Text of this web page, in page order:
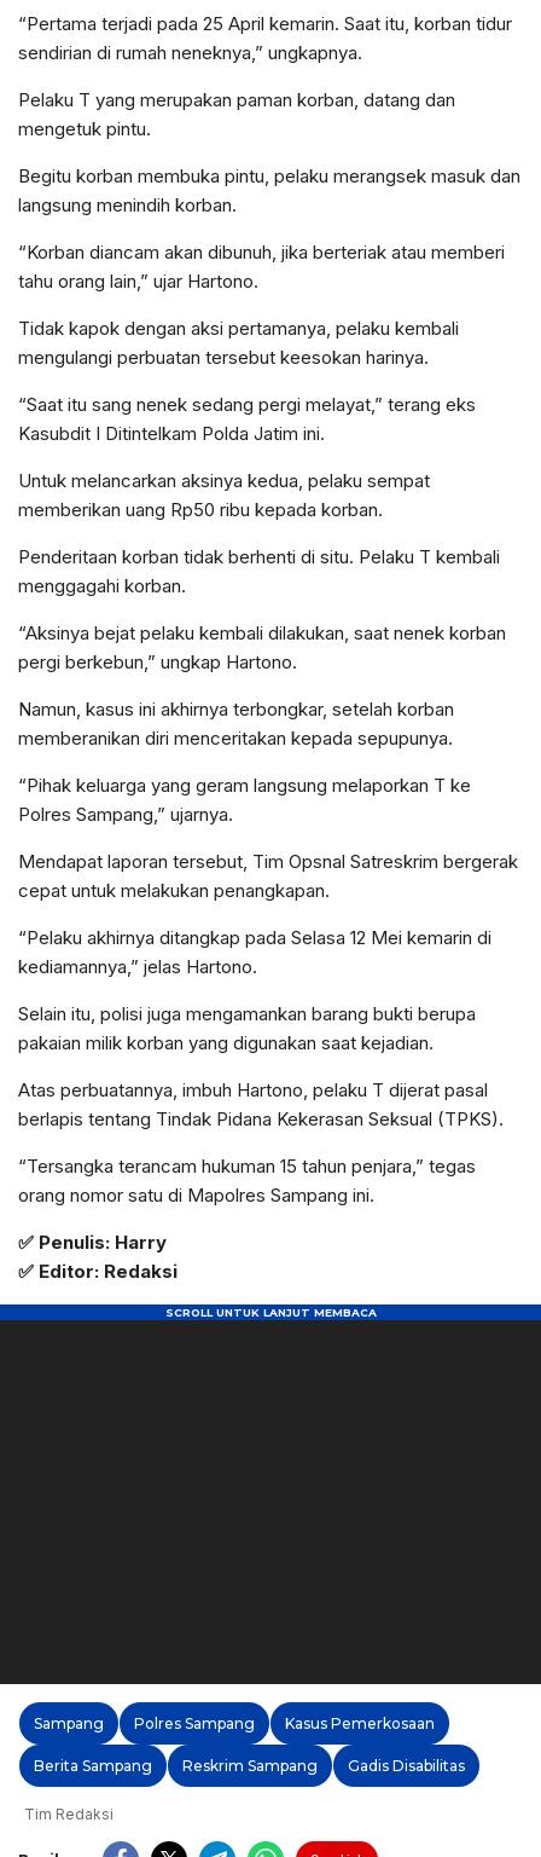
“Pertama terjadi pada 25 April kemarin. Saat itu, korban tidur
sendirian di rumah neneknya,” ungkapnya.
Pelaku T yang merupakan paman korban, datang dan
mengetuk pintu.
Begitu korban membuka pintu, pelaku merangsek masuk dan
langsung menindih korban.
“Korban diancam akan dibunuh, jika berteriak atau memberi
tahu orang lain,” ujar Hartono.
Tidak kapok dengan aksi pertamanya, pelaku kembali
mengulangi perbuatan tersebut keesokan harinya.
“Saat itu sang nenek sedang pergi melayat,” terang eks
Kasubdit I Ditintelkam Polda Jatim ini.
Untuk melancarkan aksinya kedua, pelaku sempat
memberikan uang Rp50 ribu kepada korban.
Penderitaan korban tidak berhenti di situ. Pelaku T kembali
menggagahi korban.
“Aksinya bejat pelaku kembali dilakukan, saat nenek korban
pergi berkebun,” ungkap Hartono.
Namun, kasus ini akhirnya terbongkar, setelah korban
memberanikan diri menceritakan kepada sepupunya.
“Pihak keluarga yang geram langsung melaporkan T ke
Polres Sampang,” ujarnya.
Mendapat laporan tersebut, Tim Opsnal Satreskrim bergerak
cepat untuk melakukan penangkapan.
“Pelaku akhirnya ditangkap pada Selasa 12 Mei kemarin di
kediamannya,” jelas Hartono.
Selain itu, polisi juga mengamankan barang bukti berupa
pakaian milik korban yang digunakan saat kejadian.
Atas perbuatannya, imbuh Hartono, pelaku T dijerat pasal
berlapis tentang Tindak Pidana Kekerasan Seksual (TPKS).
“Tersangka terancam hukuman 15 tahun penjara,” tegas
orang nomor satu di Mapolres Sampang ini.
✅ Penulis: Harry
✅ Editor: Redaksi
Sampang Polres Sampang Kasus Pemerkosaan
Berita Sampang Reskrim Sampang Gadis Disabilitas
Tim Redaksi